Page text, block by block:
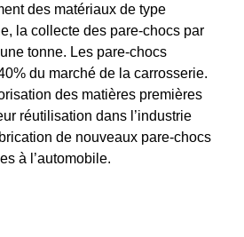
des matériaux de type
la collecte des pare-chocs par
tonne. Les pare-chocs
du marché de la carrosserie.
des matières premières
réutilisation dans l’industrie
de nouveaux pare-chocs
à l’automobile.